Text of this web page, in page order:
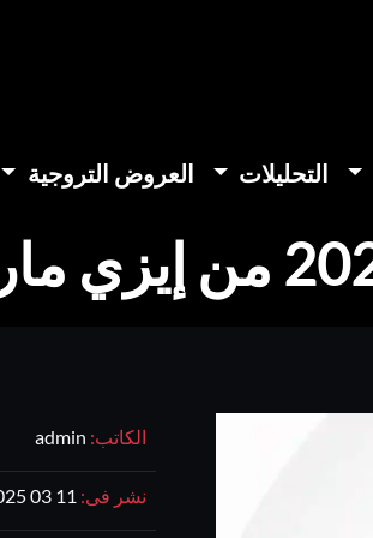
التحليلات العروض التروجية
الكاتب:
نشر فى: